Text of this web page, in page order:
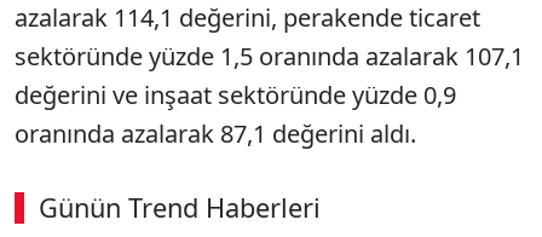
azalarak 114,1 değerini, perakende ticaret
sektöründe yüzde 1,5 oranında azalarak 107,1
değerini ve inşaat sektöründe yüzde 0,9
oranında azalarak 87,1 değerini aldı.
Günün Trend Haberleri